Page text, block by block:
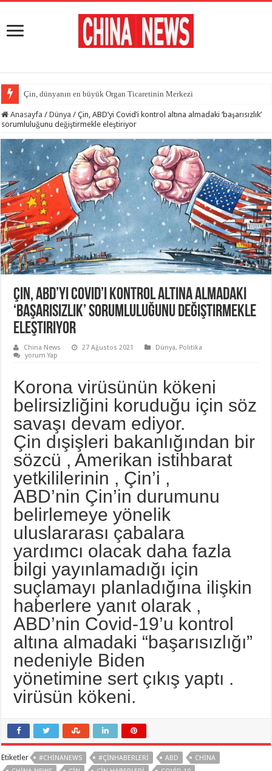
Çin, dünyanın en büyük Organ Ticaretinin Merkezi
Anasayfa / Dünya / Çin, ABD’yi Covid’i kontrol altına almadaki ‘başarısızlık’
sorumluluğunu değiştirmekle eleştiriyor
Çin, ABD’yi Covid’i kontrol altına almadaki
‘başarısızlık’ sorumluluğunu değiştirmekle
eleştiriyor
China News 27 Ağustos 2021 Dünya, Politika
yorum Yap
Korona virüsünün kökeni
belirsizliğini koruduğu için söz
savaşı devam ediyor.
Çin dışişleri bakanlığından bir
sözcü , Amerikan istihbarat
yetkililerinin , Çin’i ,
ABD’nin Çin’in durumunu
belirlemeye yönelik
uluslararası çabalara
yardımcı olacak daha fazla
bilgi yayınlamadığı için
suçlamayı planladığına ilişkin
haberlere yanıt olarak ,
ABD’nin Covid-19’u kontrol
altına almadaki “başarısızlığı”
nedeniyle Biden
yönetimine sert çıkış yaptı .
virüsün kökeni.
Etiketler #CHINANEWS #ÇINHABERLERI ABD
CHINA